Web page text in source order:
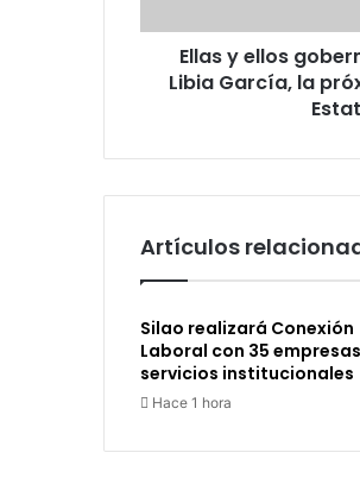
García,
próxima
Ellas y ellos
Libia García, la
Artículos
Silao realizará Conexión
Laboral con 35
servicios institucionales
Hace 1 hora